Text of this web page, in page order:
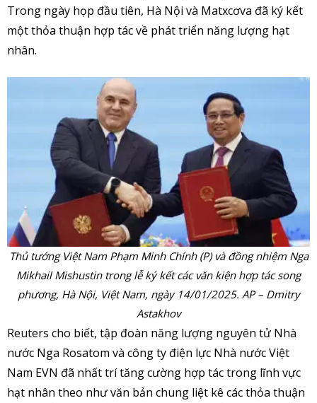
Trong ngày họp đầu tiên, Hà Nội và Matxcơva đã ký kết
một thỏa thuận hợp tác về phát triển năng lượng hạt
nhân.
Thủ tướng Việt Nam Phạm Minh Chính (P) và đồng nhiệm Nga
Mikhail Mishustin trong lễ ký kết các văn kiện hợp tác song
phương, Hà Nội, Việt Nam, ngày 14/01/2025. AP – Dmitry
Astakhov
Reuters cho biết, tập đoàn năng lượng nguyên tử Nhà
nước Nga Rosatom và công ty điện lực Nhà nước Việt
Nam EVN đã nhất trí tăng cường hợp tác trong lĩnh vực
hạt nhân theo như văn bản chung liệt kê các thỏa thuận